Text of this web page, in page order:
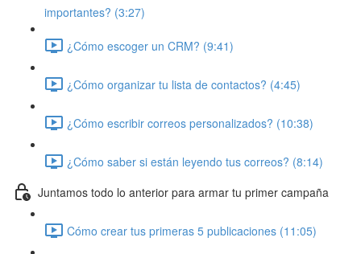
importantes? (3:27)
¿Cómo escoger un CRM? (9:41)
¿Cómo organizar tu lista de contactos? (4:45)
¿Cómo escribir correos personalizados? (10:38)
¿Cómo saber si están leyendo tus correos? (8:14)
Juntamos todo lo anterior para armar tu primer campaña
Cómo crear tus primeras 5 publicaciones (11:05)